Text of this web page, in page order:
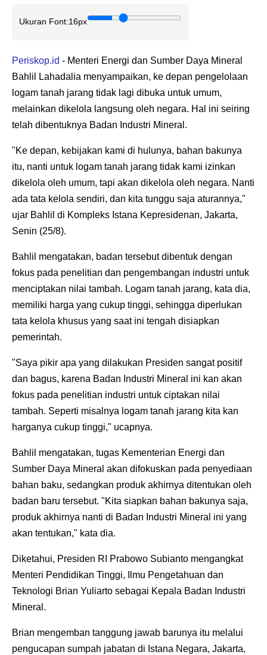
Ukuran Font:16px
Periskop.id - Menteri Energi dan Sumber Daya Mineral
Bahlil Lahadalia menyampaikan, ke depan pengelolaan
logam tanah jarang tidak lagi dibuka untuk umum,
melainkan dikelola langsung oleh negara. Hal ini seiring
telah dibentuknya Badan Industri Mineral.
"Ke depan, kebijakan kami di hulunya, bahan bakunya
itu, nanti untuk logam tanah jarang tidak kami izinkan
dikelola oleh umum, tapi akan dikelola oleh negara. Nanti
ada tata kelola sendiri, dan kita tunggu saja aturannya,"
ujar Bahlil di Kompleks Istana Kepresidenan, Jakarta,
Senin (25/8).
Bahlil mengatakan, badan tersebut dibentuk dengan
fokus pada penelitian dan pengembangan industri untuk
menciptakan nilai tambah. Logam tanah jarang, kata dia,
memiliki harga yang cukup tinggi, sehingga diperlukan
tata kelola khusus yang saat ini tengah disiapkan
pemerintah.
"Saya pikir apa yang dilakukan Presiden sangat positif
dan bagus, karena Badan Industri Mineral ini kan akan
fokus pada penelitian industri untuk ciptakan nilai
tambah. Seperti misalnya logam tanah jarang kita kan
harganya cukup tinggi," ucapnya.
Bahlil mengatakan, tugas Kementerian Energi dan
Sumber Daya Mineral akan difokuskan pada penyediaan
bahan baku, sedangkan produk akhirnya ditentukan oleh
badan baru tersebut. "Kita siapkan bahan bakunya saja,
produk akhirnya nanti di Badan Industri Mineral ini yang
akan tentukan," kata dia.
Diketahui, Presiden RI Prabowo Subianto mengangkat
Menteri Pendidikan Tinggi, Ilmu Pengetahuan dan
Teknologi Brian Yuliarto sebagai Kepala Badan Industri
Mineral.
Brian mengemban tanggung jawab barunya itu melalui
pengucapan sumpah jabatan di Istana Negara, Jakarta,